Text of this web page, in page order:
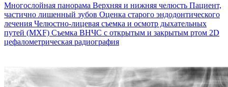
Многослойная панорама Верхняя и нижняя челюсть Пациент,
частично лишенный зубов Оценка старого эндодонтического
лечения Челюстно-лицевая съемка и осмотр дыхательных
путей (MXF) Съемка ВНЧС с открытым и закрытым ртом 2D
цефалометрическая радиография